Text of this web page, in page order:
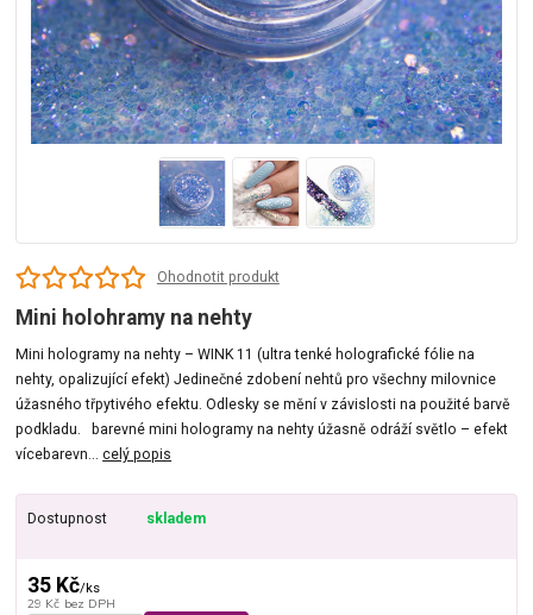
Ohodnotit produkt
Mini holohramy na nehty
Mini hologramy na nehty – WINK 11 (ultra tenké holografické fólie na
nehty, opalizující efekt) Jedinečné zdobení nehtů pro všechny milovnice
úžasného třpytivého efektu. Odlesky se mění v závislosti na použité barvě
podkladu. barevné mini hologramy na nehty úžasně odráží světlo – efekt
vícebarevn...celý popis
Dostupnost skladem
35 Kč/ks
29 Kč bez DPH